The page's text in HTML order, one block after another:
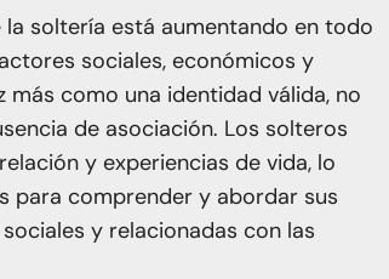
la soltería está aumentando en todo
sociales, económicos y
más como una identidad válida, no
de asociación. Los solteros
y experiencias de vida, lo
para comprender y abordar sus
y relacionadas con las